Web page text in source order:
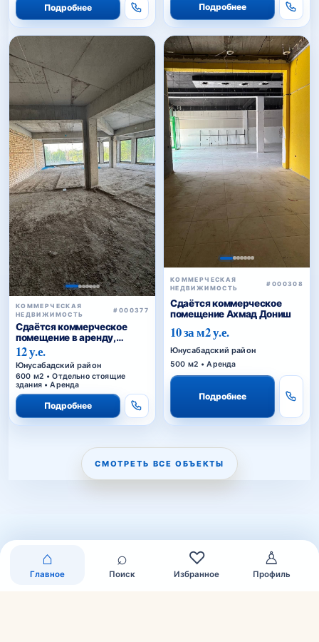
Подробнее Подробнее
КОММЕРЧЕСКАЯ
НЕДВИЖИМОСТЬ
#000377
Сдаётся коммерческое
помещение в аренду,
Сагбан
12 у.е.
Юнусабадский район
600 м2 • Отдельно стоящие
здания • Аренда
Подробнее
КОММЕРЧЕСКАЯ
НЕДВИЖИМОСТЬ
#000308
Сдаётся коммерческое
помещение Ахмад Дониш
10 за м2 у.е.
Юнусабадский район
500 м2 • Аренда
Подробнее
СМОТРЕТЬ ВСЕ ОБЪЕКТЫ
⌂
Главное
⌕
Поиск
♡
Избранное
♙
Профиль